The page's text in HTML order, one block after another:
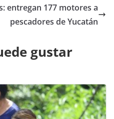
entregan 177 motores a
pescadores de Yucatán
gustar